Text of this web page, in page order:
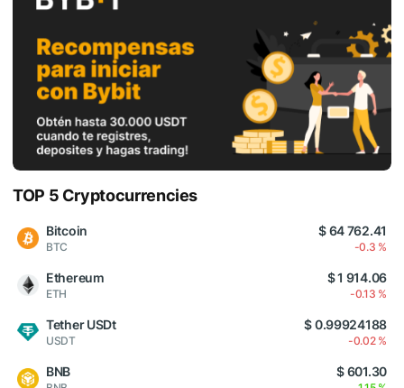
TOP 5 Cryptocurrencies
Bitcoin
BTC
$ 64 762.41
-0.3 %
Ethereum
ETH
$ 1 914.06
-0.13 %
Tether USDt
USDT
$ 0.99924188
-0.02 %
BNB $ 601.30